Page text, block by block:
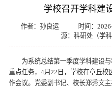
学校召开学科建
作者：孙良运 时间：
源：科研处（学科
为系统总结第一季度学科建设
重点任务，4月22日，学校在章丘校
作会议。党委副书记、校长郑秀文主